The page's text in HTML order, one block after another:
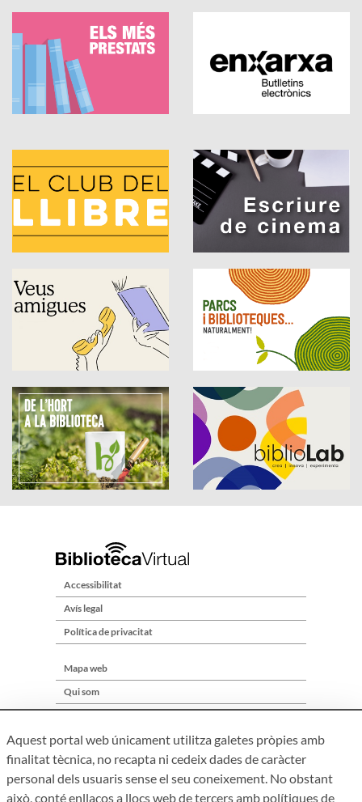
Accessibilitat
Avís legal
Política de privacitat
Mapa web
Qui som
Aquest portal web únicament utilitza galetes pròpies amb
finalitat tècnica, no recapta ni cedeix dades de caràcter
personal dels usuaris sense el seu coneixement. No obstant
això, conté enllaços a llocs web de tercers amb polítiques de